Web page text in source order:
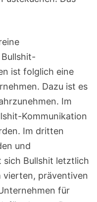
ist folglich eine
Dazu ist es
Im
Kommunikation
Im dritten
und
sich Bullshit letztlich
vierten, präventiven
für